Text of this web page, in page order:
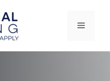
MENU